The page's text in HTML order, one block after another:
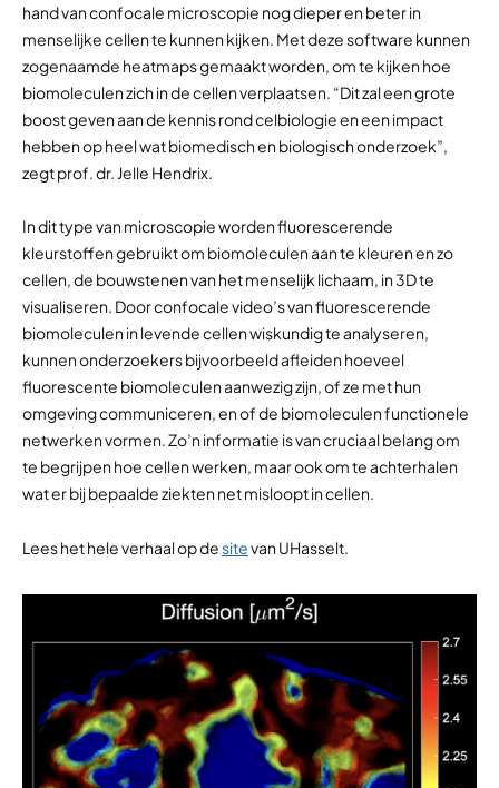
hand van confocale microscopie nog dieper en beter in
menselijke cellen te kunnen kijken. Met deze software kunnen
zogenaamde heatmaps gemaakt worden, om te kijken hoe
biomoleculen zich in de cellen verplaatsen. “Dit zal een grote
boost geven aan de kennis rond celbiologie en een impact
hebben op heel wat biomedisch en biologisch onderzoek”,
zegt prof. dr. Jelle Hendrix.
In dit type van microscopie worden fluorescerende
kleurstoffen gebruikt om biomoleculen aan te kleuren en zo
cellen, de bouwstenen van het menselijk lichaam, in 3D te
visualiseren. Door confocale video’s van fluorescerende
biomoleculen in levende cellen wiskundig te analyseren,
kunnen onderzoekers bijvoorbeeld afleiden hoeveel
fluorescente biomoleculen aanwezig zijn, of ze met hun
omgeving communiceren, en of de biomoleculen functionele
netwerken vormen. Zo’n informatie is van cruciaal belang om
te begrijpen hoe cellen werken, maar ook om te achterhalen
wat er bij bepaalde ziekten net misloopt in cellen.
Lees het hele verhaal op de sitevan UHasselt.